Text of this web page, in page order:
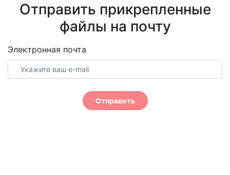
Отправить прикрепленные
файлы на почту
Электронная почта
Отправить